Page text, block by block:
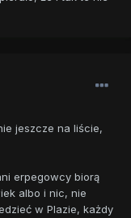
jeszcze na liście,
erpegowcy biorą
albo i nic, nie
w Plazie, każdy